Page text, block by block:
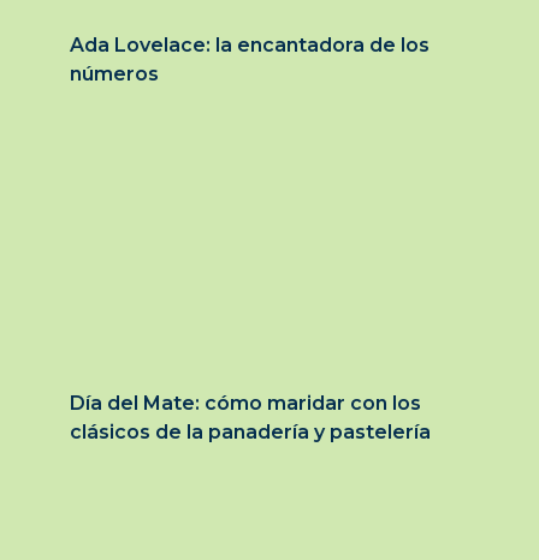
Ada Lovelace: la encantadora de los
números
Día del Mate: cómo maridar con los
clásicos de la panadería y pastelería